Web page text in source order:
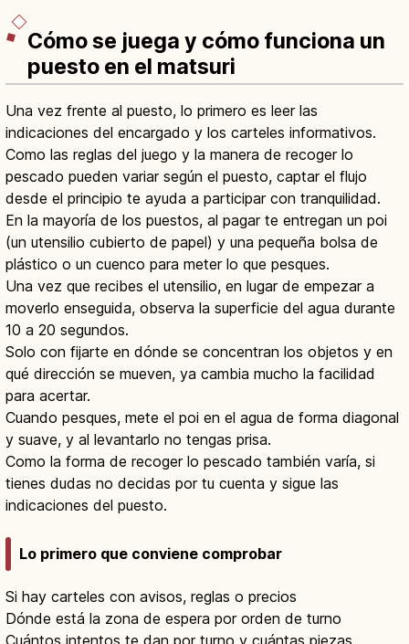
Cómo se juega y cómo funciona un
puesto en el matsuri
Una vez frente al puesto, lo primero es leer las
indicaciones del encargado y los carteles informativos.
Como las reglas del juego y la manera de recoger lo
pescado pueden variar según el puesto, captar el flujo
desde el principio te ayuda a participar con tranquilidad.
En la mayoría de los puestos, al pagar te entregan un poi
(un utensilio cubierto de papel) y una pequeña bolsa de
plástico o un cuenco para meter lo que pesques.
Una vez que recibes el utensilio, en lugar de empezar a
moverlo enseguida, observa la superficie del agua durante
10 a 20 segundos.
Solo con fijarte en dónde se concentran los objetos y en
qué dirección se mueven, ya cambia mucho la facilidad
para acertar.
Cuando pesques, mete el poi en el agua de forma diagonal
y suave, y al levantarlo no tengas prisa.
Como la forma de recoger lo pescado también varía, si
tienes dudas no decidas por tu cuenta y sigue las
indicaciones del puesto.
Lo primero que conviene comprobar
Si hay carteles con avisos, reglas o precios
Dónde está la zona de espera por orden de turno
Cuántos intentos te dan por turno y cuántas piezas